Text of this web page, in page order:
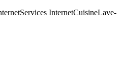
Services InternetCuisineLave-